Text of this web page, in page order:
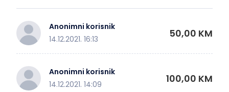
Anonimni korisnik
14.12.2021. 16:13
50,00 KM
Anonimni korisnik
14.12.2021. 14:09
100,00 KM